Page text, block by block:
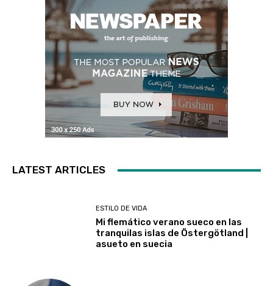
LATEST ARTICLES
ESTILO DE VIDA
Mi flemático verano sueco en las
tranquilas islas de Östergötland |
asueto en suecia